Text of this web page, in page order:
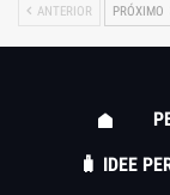
ANTERIOR PRÓXIMO
🧳 IDEE